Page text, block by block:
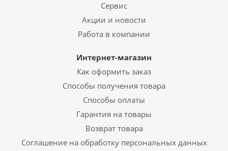
Сервис
Акции и новости
Работа в компании
Интернет-магазин
Как оформить заказ
Способы получения товара
Способы оплаты
Гарантия на товары
Возврат товара
Соглашение на обработку персональных данных